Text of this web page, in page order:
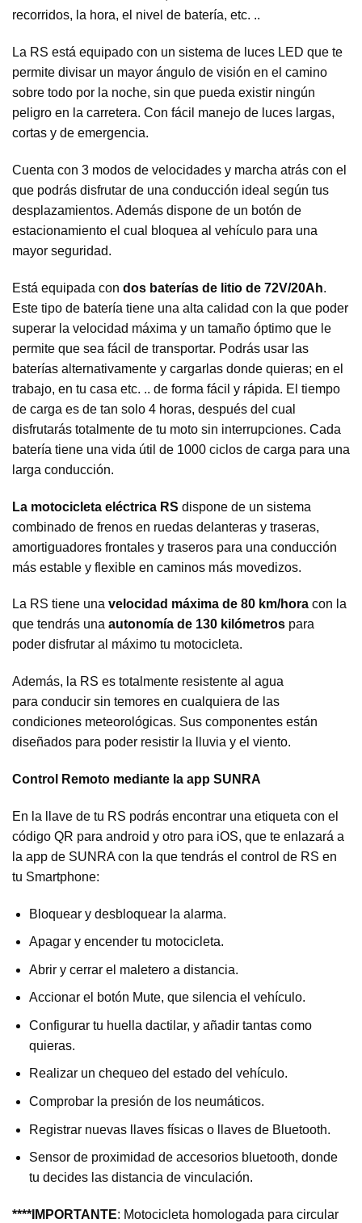
recorridos, la hora, el nivel de batería, etc. ..
La RS está equipado con un sistema de luces LED que te
permite divisar un mayor ángulo de visión en el camino
sobre todo por la noche, sin que pueda existir ningún
peligro en la carretera. Con fácil manejo de luces largas,
cortas y de emergencia.
Cuenta con 3 modos de velocidades y marcha atrás con el
que podrás disfrutar de una conducción ideal según tus
desplazamientos. Además dispone de un botón de
estacionamiento el cual bloquea al vehículo para una
mayor seguridad.
Está equipada con dos baterías de litio de 72V/20Ah.
Este tipo de batería tiene una alta calidad con la que poder
superar la velocidad máxima y un tamaño óptimo que le
permite que sea fácil de transportar. Podrás usar las
baterías alternativamente y cargarlas donde quieras; en el
trabajo, en tu casa etc. .. de forma fácil y rápida. El tiempo
de carga es de tan solo 4 horas, después del cual
disfrutarás totalmente de tu moto sin interrupciones. Cada
batería tiene una vida útil de 1000 ciclos de carga para una
larga conducción.
La motocicleta eléctrica RS dispone de un sistema
combinado de frenos en ruedas delanteras y traseras,
amortiguadores frontales y traseros para una conducción
más estable y flexible en caminos más movedizos.
La RS tiene una velocidad máxima de 80 km/hora con la
que tendrás una autonomía de 130 kilómetros para
poder disfrutar al máximo tu motocicleta.
Además, la RS es totalmente resistente al agua
para conducir sin temores en cualquiera de las
condiciones meteorológicas. Sus componentes están
diseñados para poder resistir la lluvia y el viento.
Control Remoto mediante la app SUNRA
En la llave de tu RS podrás encontrar una etiqueta con el
código QR para android y otro para iOS, que te enlazará a
la app de SUNRA con la que tendrás el control de RS en
tu Smartphone:
Bloquear y desbloquear la alarma.
Apagar y encender tu motocicleta.
Abrir y cerrar el maletero a distancia.
Accionar el botón Mute, que silencia el vehículo.
Configurar tu huella dactilar, y añadir tantas como
quieras.
Realizar un chequeo del estado del vehículo.
Comprobar la presión de los neumáticos.
Registrar nuevas llaves físicas o llaves de Bluetooth.
Sensor de proximidad de accesorios bluetooth, donde
tu decides las distancia de vinculación.
****IMPORTANTE: Motocicleta homologada para circular